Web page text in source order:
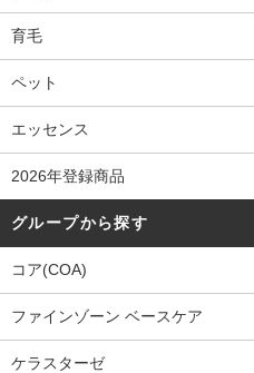
育毛
ペット
エッセンス
2026年登録商品
グループから探す
コア(COA)
ファインゾーン ベースケア
ケラスターゼ